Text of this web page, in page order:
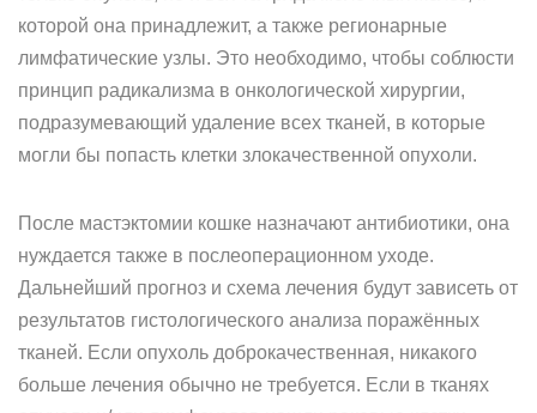
которой она принадлежит, а также регионарные
лимфатические узлы. Это необходимо, чтобы соблюсти
принцип радикализма в онкологической хирургии,
подразумевающий удаление всех тканей, в которые
могли бы попасть клетки злокачественной опухоли.
После мастэктомии кошке назначают антибиотики, она
нуждается также в послеоперационном уходе.
Дальнейший прогноз и схема лечения будут зависеть от
результатов гистологического анализа поражённых
тканей. Если опухоль доброкачественная, никакого
больше лечения обычно не требуется. Если в тканях